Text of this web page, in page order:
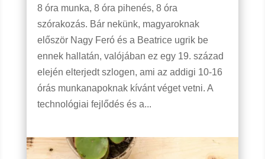
8 óra munka, 8 óra pihenés, 8 óra
szórakozás. Bár nekünk, magyaroknak
először Nagy Feró és a Beatrice ugrik be
ennek hallatán, valójában ez egy 19. század
elején elterjedt szlogen, ami az addigi 10-16
órás munkanapoknak kívánt véget vetni. A
technológiai fejlődés és a...